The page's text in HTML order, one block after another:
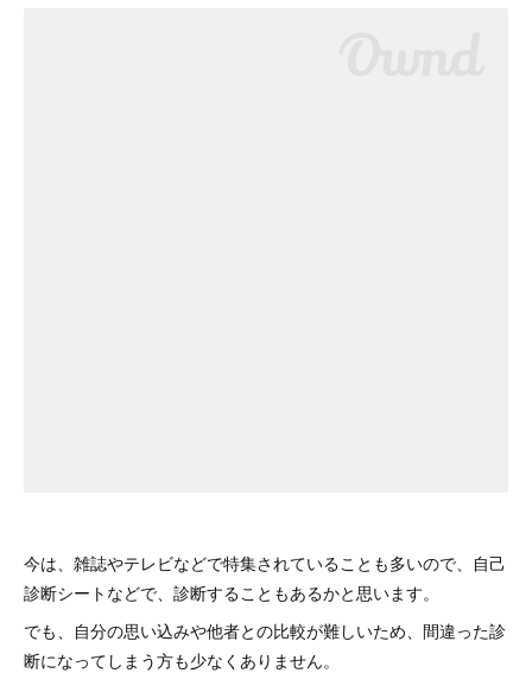
今は、雑誌やテレビなどで特集されていることも多いので、自己
診断シートなどで、診断することもあるかと思います。
でも、自分の思い込みや他者との比較が難しいため、間違った診
断になってしまう方も少なくありません。